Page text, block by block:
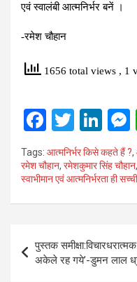
एवं स्वालंबी आत्मनिर्भर बनें ।
-रमेश चौहान
1656 total views , 1
F
a
ce
b
o
k
T
wi
tt
er
Li
n
ke
dI
n
Tags: आत्मनिर्भर किसे कहते हैं ?,
रमेश चौहान, रमेशकुमार सिंह चौहान,
स्वाभीमान एवं आत्मनिर्भरता ही
navigation
पुस्‍तक
अकेले रह गये’-डुमन लाल